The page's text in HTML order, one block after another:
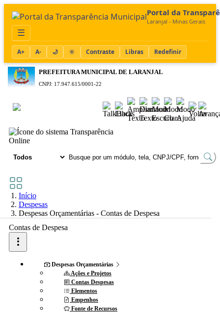
Portal da
Laranjal - Minas Gerais
☰
A+ A- 🌙 ☀️ Contraste Libras Redefinir
PREFEITURA MUNICIPAL DE LARANJAL
CNPJ: 17.947.615/0001-22
Início
Despesas
Despesas Orçamentárias - Contas de Despesa
Contas de Despesa
Despesas Orçamentárias
Ações e Projetos
Contas Despesas
Elementos
Empenhos
Fonte de Recursos